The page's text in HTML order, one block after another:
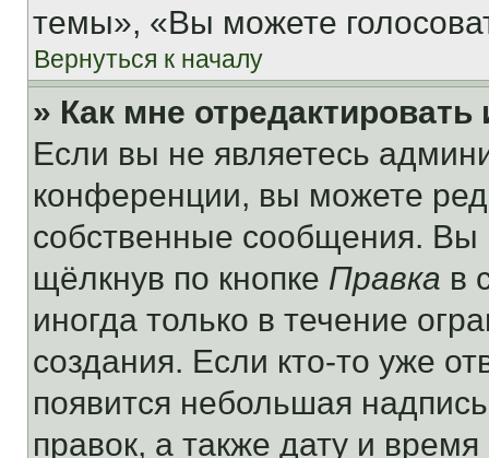
темы», «Вы можете
Вернуться к началу
» Как мне
Если вы не являетесь
конференции, вы можете
собственные сообщения. Вы
щёлкнув по кнопке Правка в
иногда только в течение
создания. Если кто-то уже
появится небольшая
правок, а также дату и